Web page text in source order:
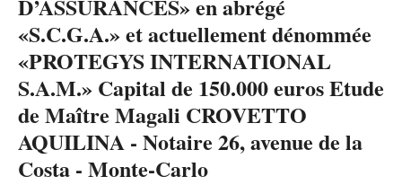
D’ASSURANCES» en abrégé
«S.C.G.A.» et actuellement dénommée
«PROTEGYS INTERNATIONAL
S.A.M.» Capital de 150.000 euros Etude
de Maître Magali CROVETTO
AQUILINA - Notaire 26, avenue de la
Costa - Monte-Carlo